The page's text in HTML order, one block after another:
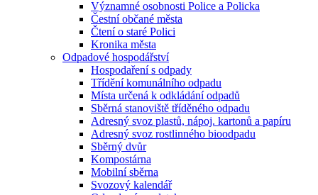
Významné osobnosti Police a Policka
Čestní občané města
Čtení o staré Polici
Kronika města
Odpadové hospodářství
Hospodaření s odpady
Třídění komunálního odpadu
Místa určená k odkládání odpadů
Sběrná stanoviště tříděného odpadu
Adresný svoz plastů, nápoj. kartonů a papíru
Adresný svoz rostlinného bioodpadu
Sběrný dvůr
Kompostárna
Mobilní sběrna
Svozový kalendář